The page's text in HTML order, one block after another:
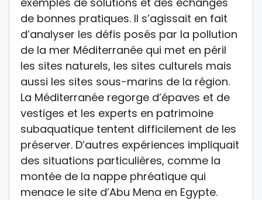
de bonnes pratiques. Il s’agissait en fait
d’analyser les défis posés par la pollution
de la mer Méditerranée qui met en péril
les sites naturels, les sites culturels mais
aussi les sites sous-marins de la région.
La Méditerranée regorge d’épaves et de
vestiges et les experts en patrimoine
subaquatique tentent difficilement de les
préserver. D’autres expériences impliquait
des situations particulières, comme la
montée de la nappe phréatique qui
menace le site d’Abu Mena en Egypte.